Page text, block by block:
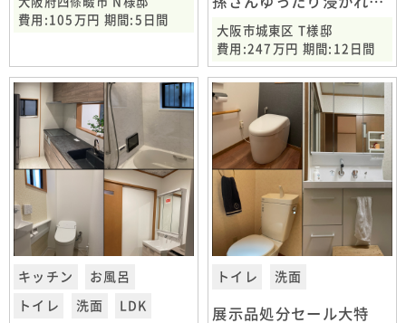
費用:105万円 期間:5日間
浴槽に
大阪市城東区 T様邸
費用:247万円 期間:12日間
キッチン お風呂
トイレ 洗面 LDK
トイレ 洗面
展示品処分セール大特